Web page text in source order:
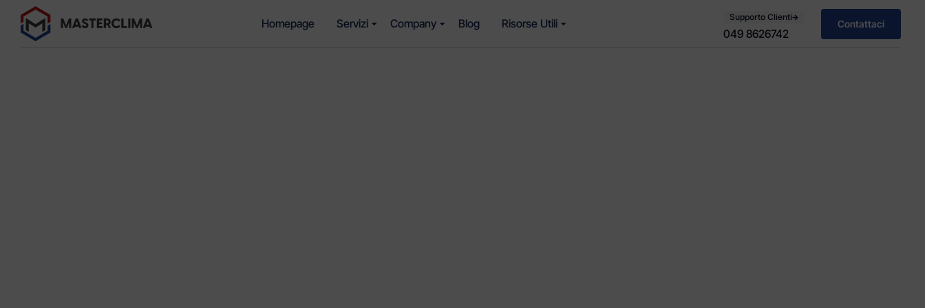
Homepage Servizi Company Blog Risorse Utili Supporto Clienti
049 8626742
Contattaci